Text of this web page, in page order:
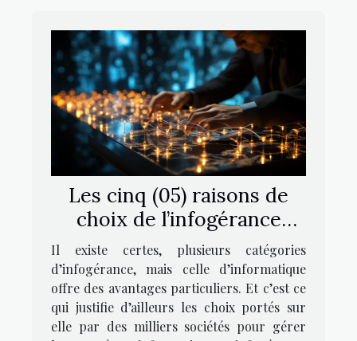
Les cinq (05) raisons de
choix de l’infogérance
informatique ?
Il existe certes, plusieurs catégories
d’infogérance, mais celle d’informatique
offre des avantages particuliers. Et c’est ce
qui justifie d’ailleurs les choix portés sur
elle par des milliers sociétés pour gérer